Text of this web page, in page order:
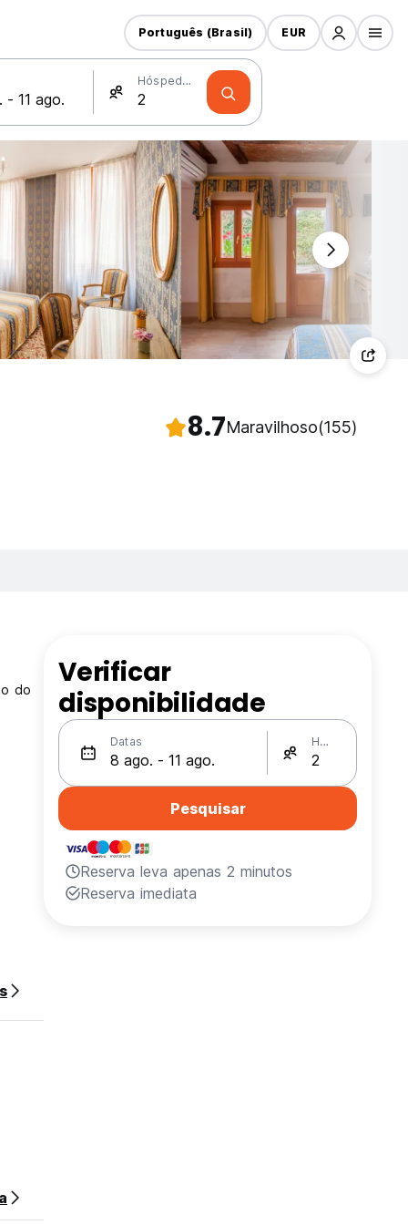
Hóspedes
Português (Brasil) EUR
8.7Maravilhoso(155)
do
Verificar
disponibilidade
Datas Hóspedes
Pesquisar
Reserva leva apenas 2 minutos
Reserva imediata